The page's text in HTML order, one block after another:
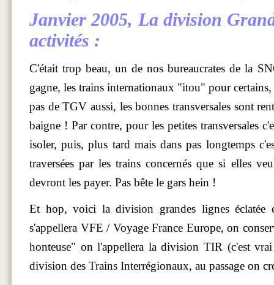
Janvier 2005, La division
activités :
C'était trop beau, un de nos bureaucrates de la
gagne, les trains internationaux "itou" pour
pas de TGV aussi, les bonnes transversales sont
baigne ! Par contre, pour les petites transversales
isoler, puis, plus tard mais dans pas longtemps
traversées par les trains concernés que si elles
devront les payer. Pas bête le gars hein !
Et hop, voici la division grandes lignes
s'appellera VFE / Voyage France Europe, on
honteuse" on l'appellera la division TIR (c'est
division des Trains Interrégionaux, au passage on